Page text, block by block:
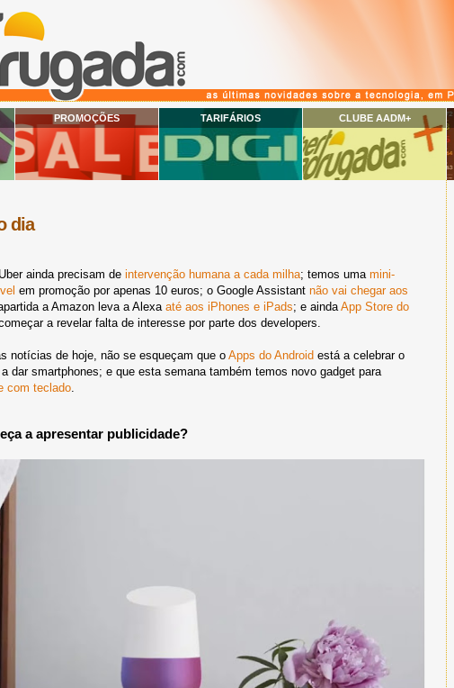
PROMOÇÕES TARIFÁRIOS CLUBE AADM+
dia
ainda precisam de intervenção humana a cada milha; temos uma mini-
em promoção por apenas 10 euros; o Google Assistant não vai chegar aos
a Amazon leva a Alexa até aos iPhones e iPads; e ainda App Store do
a revelar falta de interesse por parte dos developers.
notícias de hoje, não se esqueçam que oApps do Android está a celebrar o
dar smartphones; e que esta semana também temos novo gadget para
com teclado
a apresentar publicidade?